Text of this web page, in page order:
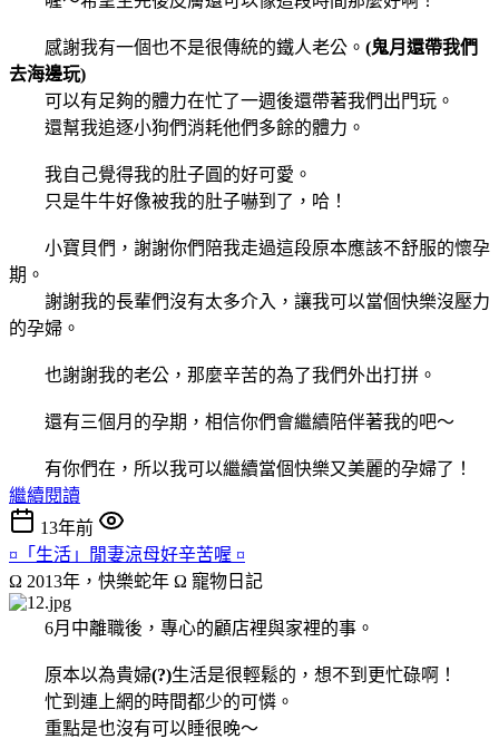
感謝我有一個也不是很傳統的鐵人老公。 (鬼月還帶我們
去海邊玩)
可以有足夠的體力在忙了一週後還帶著我們出門玩。
還幫我追逐小狗們消耗他們多餘的體力。
我自己覺得我的肚子圓的好可愛。
只是牛牛好像被我的肚子嚇到了，哈！
小寶貝們，謝謝你們陪我走過這段原本應該不舒服的懷孕
期。
謝謝我的長輩們沒有太多介入，讓我可以當個快樂沒壓力
的孕婦。
也謝謝我的老公，那麼辛苦的為了我們外出打拼。
還有三個月的孕期，相信你們會繼續陪伴著我的吧～
有你們在，所以我可以繼續當個快樂又美麗的孕婦了！
繼續閱讀
13年前
¤「生活」閒妻涼母好辛苦喔 ¤
Ω 2013年，快樂蛇年 Ω 寵物日記
6月中離職後，專心的顧店裡與家裡的事。
原本以為貴婦(?)生活是很輕鬆的，想不到更忙碌啊！
忙到連上網的時間都少的可憐。
重點是也沒有可以睡很晚～